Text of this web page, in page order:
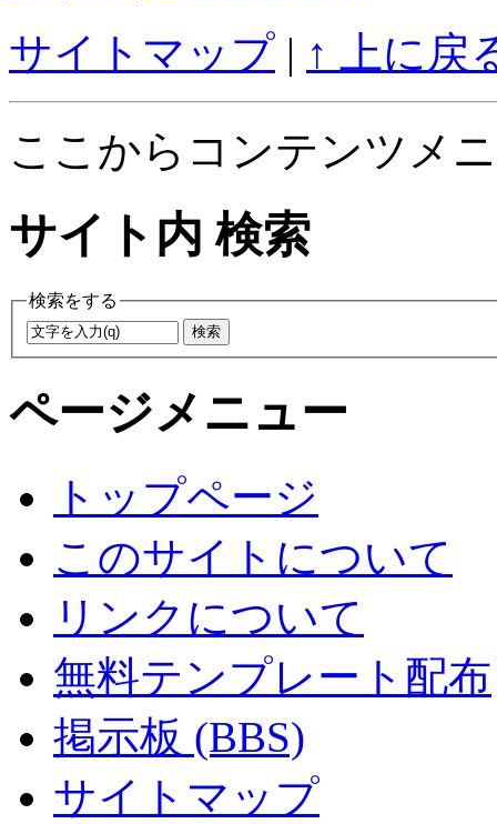
サイトマップ | ↑ 上に戻
ここからコンテンツメ
サイト内 検索
検索をする
ページメニュー
トップページ
このサイトについて
リンクについて
無料テンプレート配布
掲示板 (BBS)
サイトマップ